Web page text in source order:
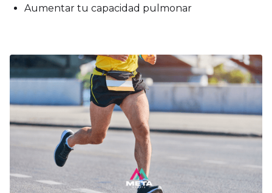
Aumentar tu capacidad pulmonar